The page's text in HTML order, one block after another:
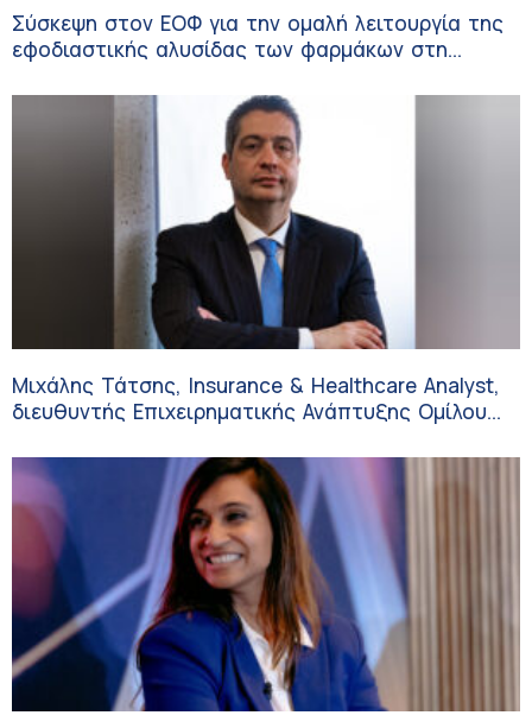
Σύσκεψη στον ΕΟΦ για την ομαλή λειτουργία της
εφοδιαστικής αλυσίδας των φαρμάκων στη
Μιχάλης Τάτσης, Insurance & Healthcare Analyst,
διευθυντής Επιχειρηματικής Ανάπτυξης Ομίλου